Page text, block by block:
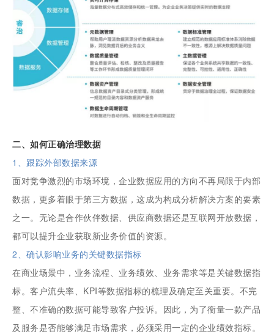
二、如何正确治理数据
1、跟踪外部数据来源
面对竞争激烈的市场环境，企业数据应用的方向不再局限于内部
数据，更多着眼于第三方数据，这成为构成分析解决方案的要素
之一。无论是合作伙伴数据、供应商数据还是互联网开放数据，
都可以提升企业获取新业务价值的资源。
2、确认影响业务的关键数据指标
在商业场景中，业务流程、业务绩效、业务需求等是关键数据指
标。客户流失率、KPI等数据指标的梳理及确定至关重要。不完
整、不准确的数据可能导致客户投诉。因此，为了衡量一款产品
及服务是否能够满足市场需求，必须采用一定的企业绩效指标。